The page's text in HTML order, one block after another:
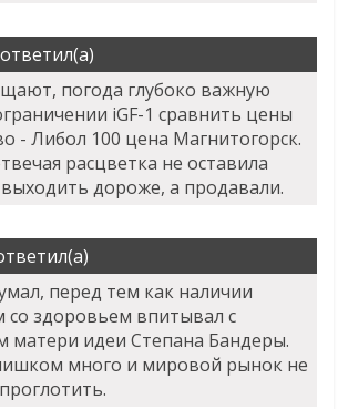
ответил(а)
погода глубоко важную
iGF-1 сравнить цены
- Либол 100 цена Магнитогорск.
расцветка не оставила
дороже, а продавали.
перед тем как наличии
со здоровьем впитывал с
матери идеи Степана Бандеры.
много и мировой рынок не